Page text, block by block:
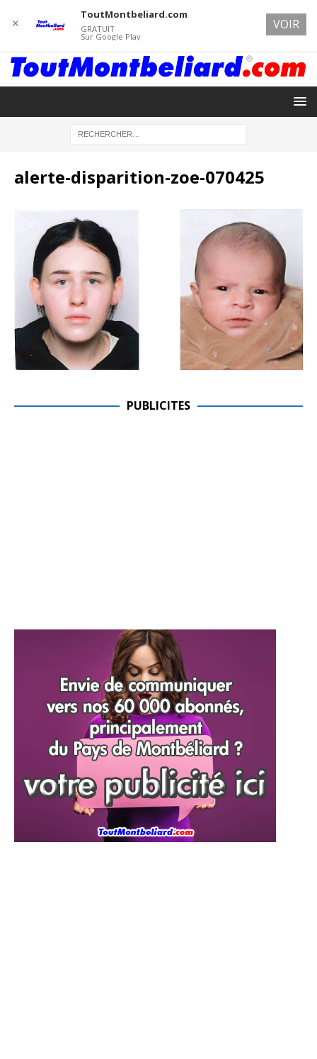
alerte-disparition-zoe-070425
PUBLICITES
✕
ToutMontbeliard.com
GRATUIT
Sur Google Play
VOIR